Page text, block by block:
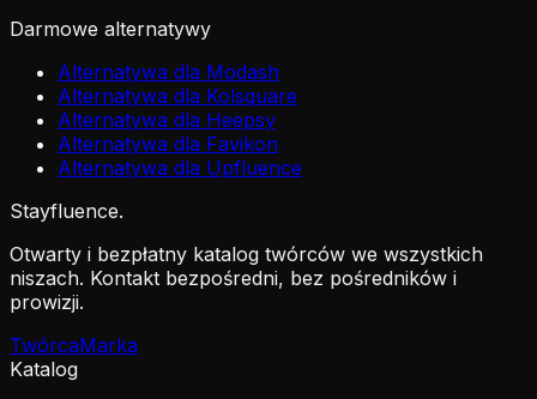
Darmowe alternatywy
Alternatywa dla Modash
Alternatywa dla Kolsquare
Alternatywa dla Heepsy
Alternatywa dla Favikon
Alternatywa dla Upfluence
Stayfluence.
Otwarty i bezpłatny katalog twórców we wszystkich
niszach. Kontakt bezpośredni, bez pośredników i
prowizji.
TwórcaMarka
Katalog